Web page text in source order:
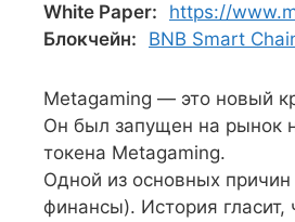
White Paper:
https://
Блокчейн:
BNB Smart
Metagaming — это новый
Он был запущен на рынок
токена Metagaming.
Одной из основных причин
финансы). История